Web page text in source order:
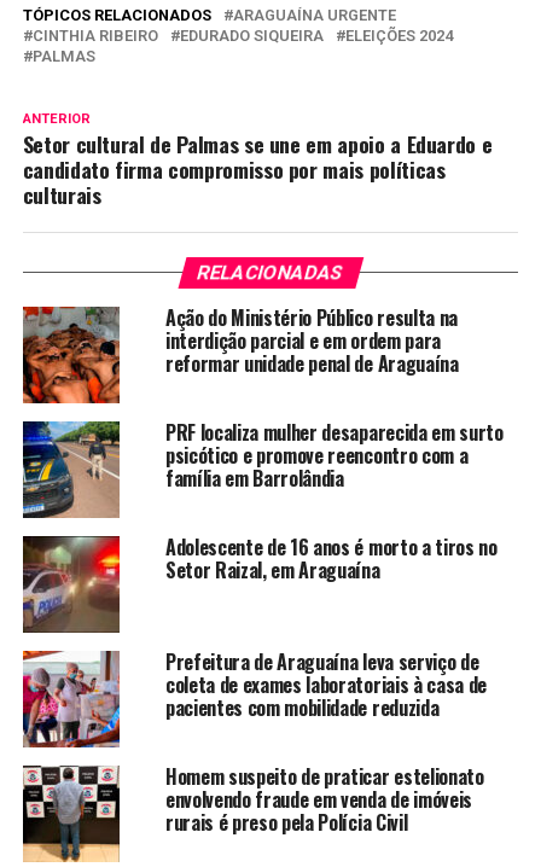
TÓPICOS RELACIONADOS
ARAGUAÍNA URGENTE
CINTHIA RIBEIRO
EDURADO SIQUEIRA
ELEIÇÕES 2024
PALMAS
ANTERIOR
Setor cultural de Palmas se une em apoio a Eduardo e
candidato firma compromisso por mais políticas
culturais
RELACIONADAS
Ação do Ministério Público resulta na
interdição parcial e em ordem para
reformar unidade penal de Araguaína
PRF localiza mulher desaparecida em surto
psicótico e promove reencontro com a
família em Barrolândia
Adolescente de 16 anos é morto a tiros no
Setor Raizal, em Araguaína
Prefeitura de Araguaína leva serviço de
coleta de exames laboratoriais à casa de
pacientes com mobilidade reduzida
Homem suspeito de praticar estelionato
envolvendo fraude em venda de imóveis
rurais é preso pela Polícia Civil